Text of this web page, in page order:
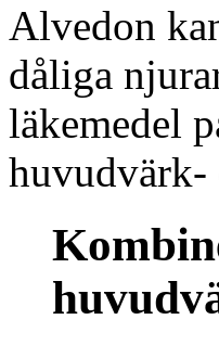
Alvedon
dåliga
läkemedel
huvudvärk-